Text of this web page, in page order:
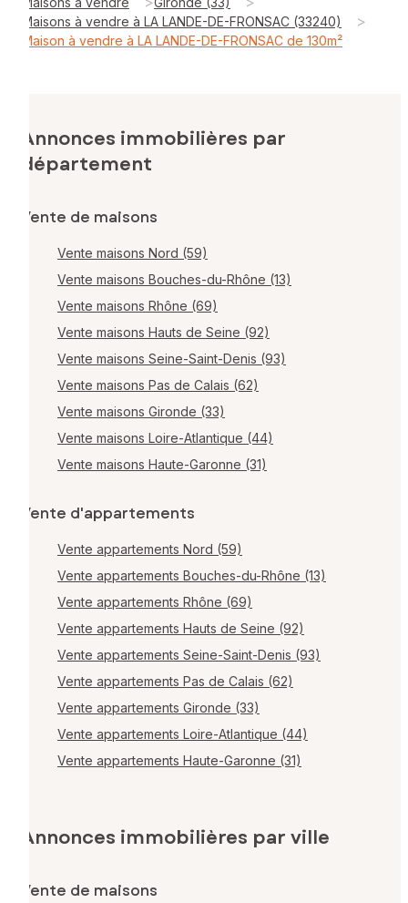
Maisons à vendre à LA LANDE-DE-FRONSAC (33240) >
Maison à vendre à LA LANDE-DE-FRONSAC de 130m²
Annonces immobilières par
département
Vente de maisons
Vente maisons Nord (59)
Vente maisons Bouches-du-Rhône (13)
Vente maisons Rhône (69)
Vente maisons Hauts de Seine (92)
Vente maisons Seine-Saint-Denis (93)
Vente maisons Pas de Calais (62)
Vente maisons Gironde (33)
Vente maisons Loire-Atlantique (44)
Vente maisons Haute-Garonne (31)
Vente d'appartements
Vente appartements Nord (59)
Vente appartements Bouches-du-Rhône (13)
Vente appartements Rhône (69)
Vente appartements Hauts de Seine (92)
Vente appartements Seine-Saint-Denis (93)
Vente appartements Pas de Calais (62)
Vente appartements Gironde (33)
Vente appartements Loire-Atlantique (44)
Vente appartements Haute-Garonne (31)
Annonces immobilières par ville
Vente de maisons